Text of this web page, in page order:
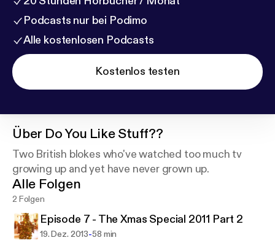
Podcasts nur bei Podimo
Alle kostenlosen Podcasts
Kostenlos testen
Über Do You Like Stuff??
Two British blokes who've watched too much tv
growing up and yet have never grown up.
Alle Folgen
2 Folgen
Episode 7 - The Xmas Special 2011 Part 2
19. Dez. 2013-58 min